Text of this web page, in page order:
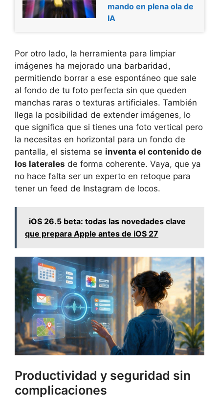
mando en plena ola de
IA
Por otro lado, la herramienta para limpiar
imágenes ha mejorado una barbaridad,
permitiendo borrar a ese espontáneo que sale
al fondo de tu foto perfecta sin que queden
manchas raras o texturas artificiales. También
llega la posibilidad de extender imágenes, lo
que significa que si tienes una foto vertical pero
la necesitas en horizontal para un fondo de
pantalla, el sistema se inventa el contenido de
los laterales de forma coherente. Vaya, que ya
no hace falta ser un experto en retoque para
tener un feed de Instagram de locos.
iOS 26.5 beta: todas las novedades clave
que prepara Apple antes de iOS 27
Productividad y seguridad sin
complicaciones